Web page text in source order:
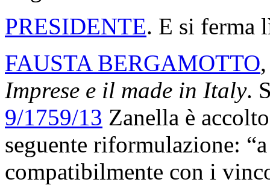
PRESIDENTE. E si ferma
FAUSTA BERGAMOTTO,
Imprese e il made in Italy.
9/1759/13 Zanella è
seguente riformulazione:
compatibilmente con i